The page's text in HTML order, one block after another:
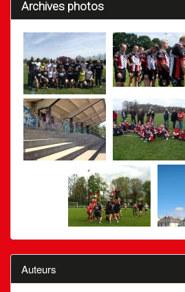
Archives photos
Auteurs